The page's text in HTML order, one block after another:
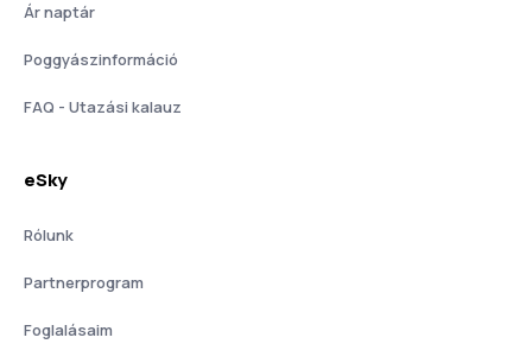
Ár naptár
Poggyászinformáció
FAQ - Utazási kalauz
eSky
Rólunk
Partnerprogram
Foglalásaim